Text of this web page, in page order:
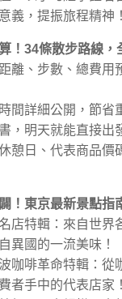
義，提振旅程精神！
！34條散步路線，
離、步數、總費用
間詳細公開，節省
，明天就能直接出
憩日、代表商品價
！東京最新景點指
店特輯：來自世界
異國的一流美味！
咖啡革命特輯：從
者手中的代表店家！